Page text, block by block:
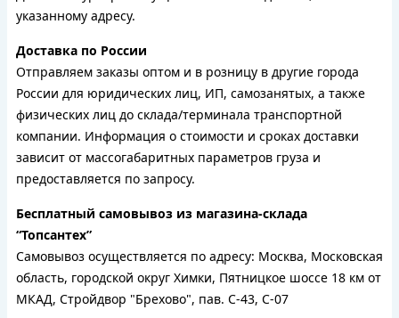
указанному адресу.
Доставка по России
Отправляем заказы оптом и в розницу в другие города
России для юридических лиц, ИП, самозанятых, а также
физических лиц до склада/терминала транспортной
компании. Информация о стоимости и сроках доставки
зависит от массогабаритных параметров груза и
предоставляется по запросу.
Бесплатный самовывоз из магазина-склада
“Топсантех”
Самовывоз осуществляется по адресу: Москва, Московская
область, городской округ Химки, Пятницкое шоссе 18 км от
МКАД, Стройдвор "Брехово", пав. С-43, С-07